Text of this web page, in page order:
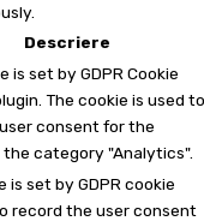
Descriere
is set by GDPR Cookie
The cookie is used to
consent for the
the category "Analytics".
is set by GDPR cookie
record the user consent